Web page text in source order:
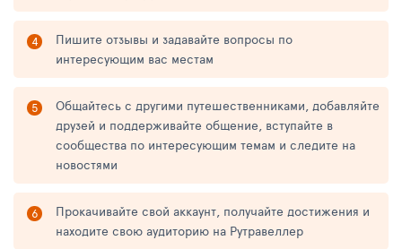
Пишите отзывы и задавайте вопросы по
интересующим вас местам
Общайтесь с другими путешественниками, добавляйте
друзей и поддерживайте общение, вступайте в
сообщества по интересующим темам и следите на
новостями
Прокачивайте свой аккаунт, получайте достижения и
находите свою аудиторию на Рутравеллер